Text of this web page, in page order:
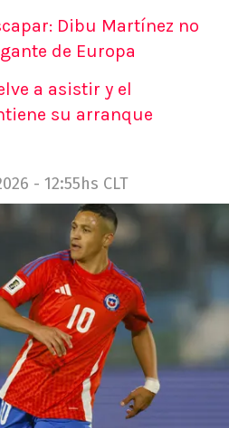
Dibu Martínez no
de Europa
a asistir y el
su arranque
- 12:55hs CLT